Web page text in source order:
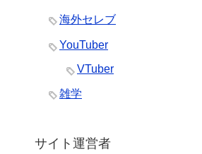
海外セレブ
YouTuber
VTuber
雑学
サイト運営者